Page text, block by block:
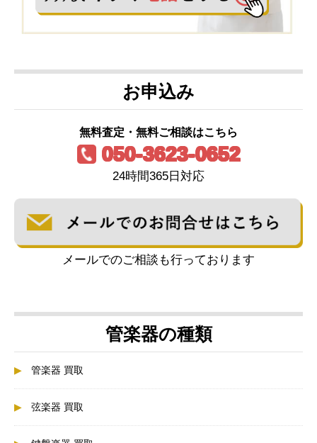
お申込み
無料査定・無料ご相談はこちら
050-3623-0652
24時間365日対応
メールでのご相談も行っております
管楽器の種類
管楽器 買取
弦楽器 買取